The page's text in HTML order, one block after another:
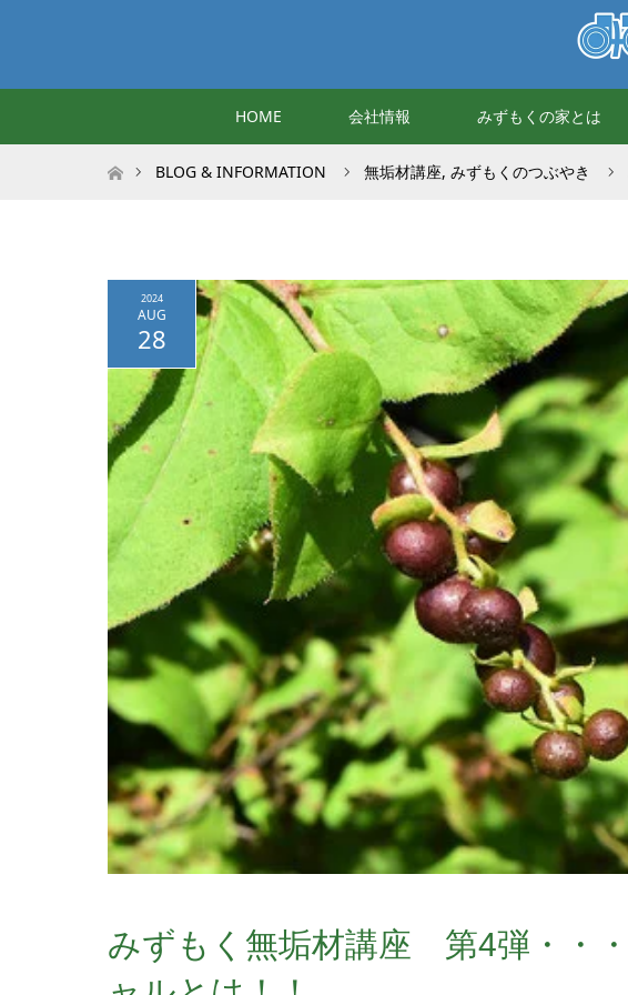
HOME 会社情報 みずもくの家とは
ホームBLOG & INFORMATION 無垢材講座, みずもくのつぶやき
2024
AUG
28
みずもく無垢材講座 第4弾・・